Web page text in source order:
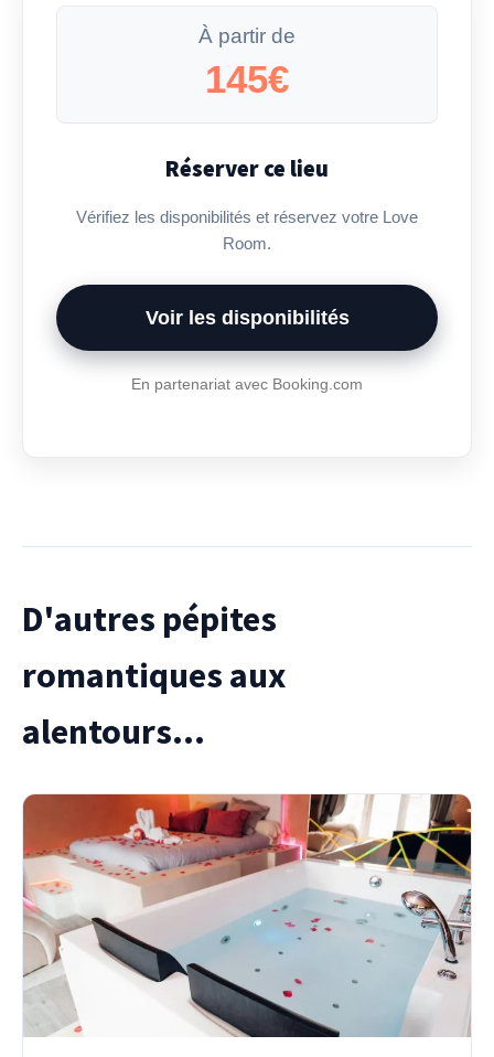
À partir de
145€
Réserver ce lieu
Vérifiez les disponibilités et réservez votre Love
Room.
Voir les disponibilités
En partenariat avec Booking.com
D'autres pépites
romantiques aux
alentours...